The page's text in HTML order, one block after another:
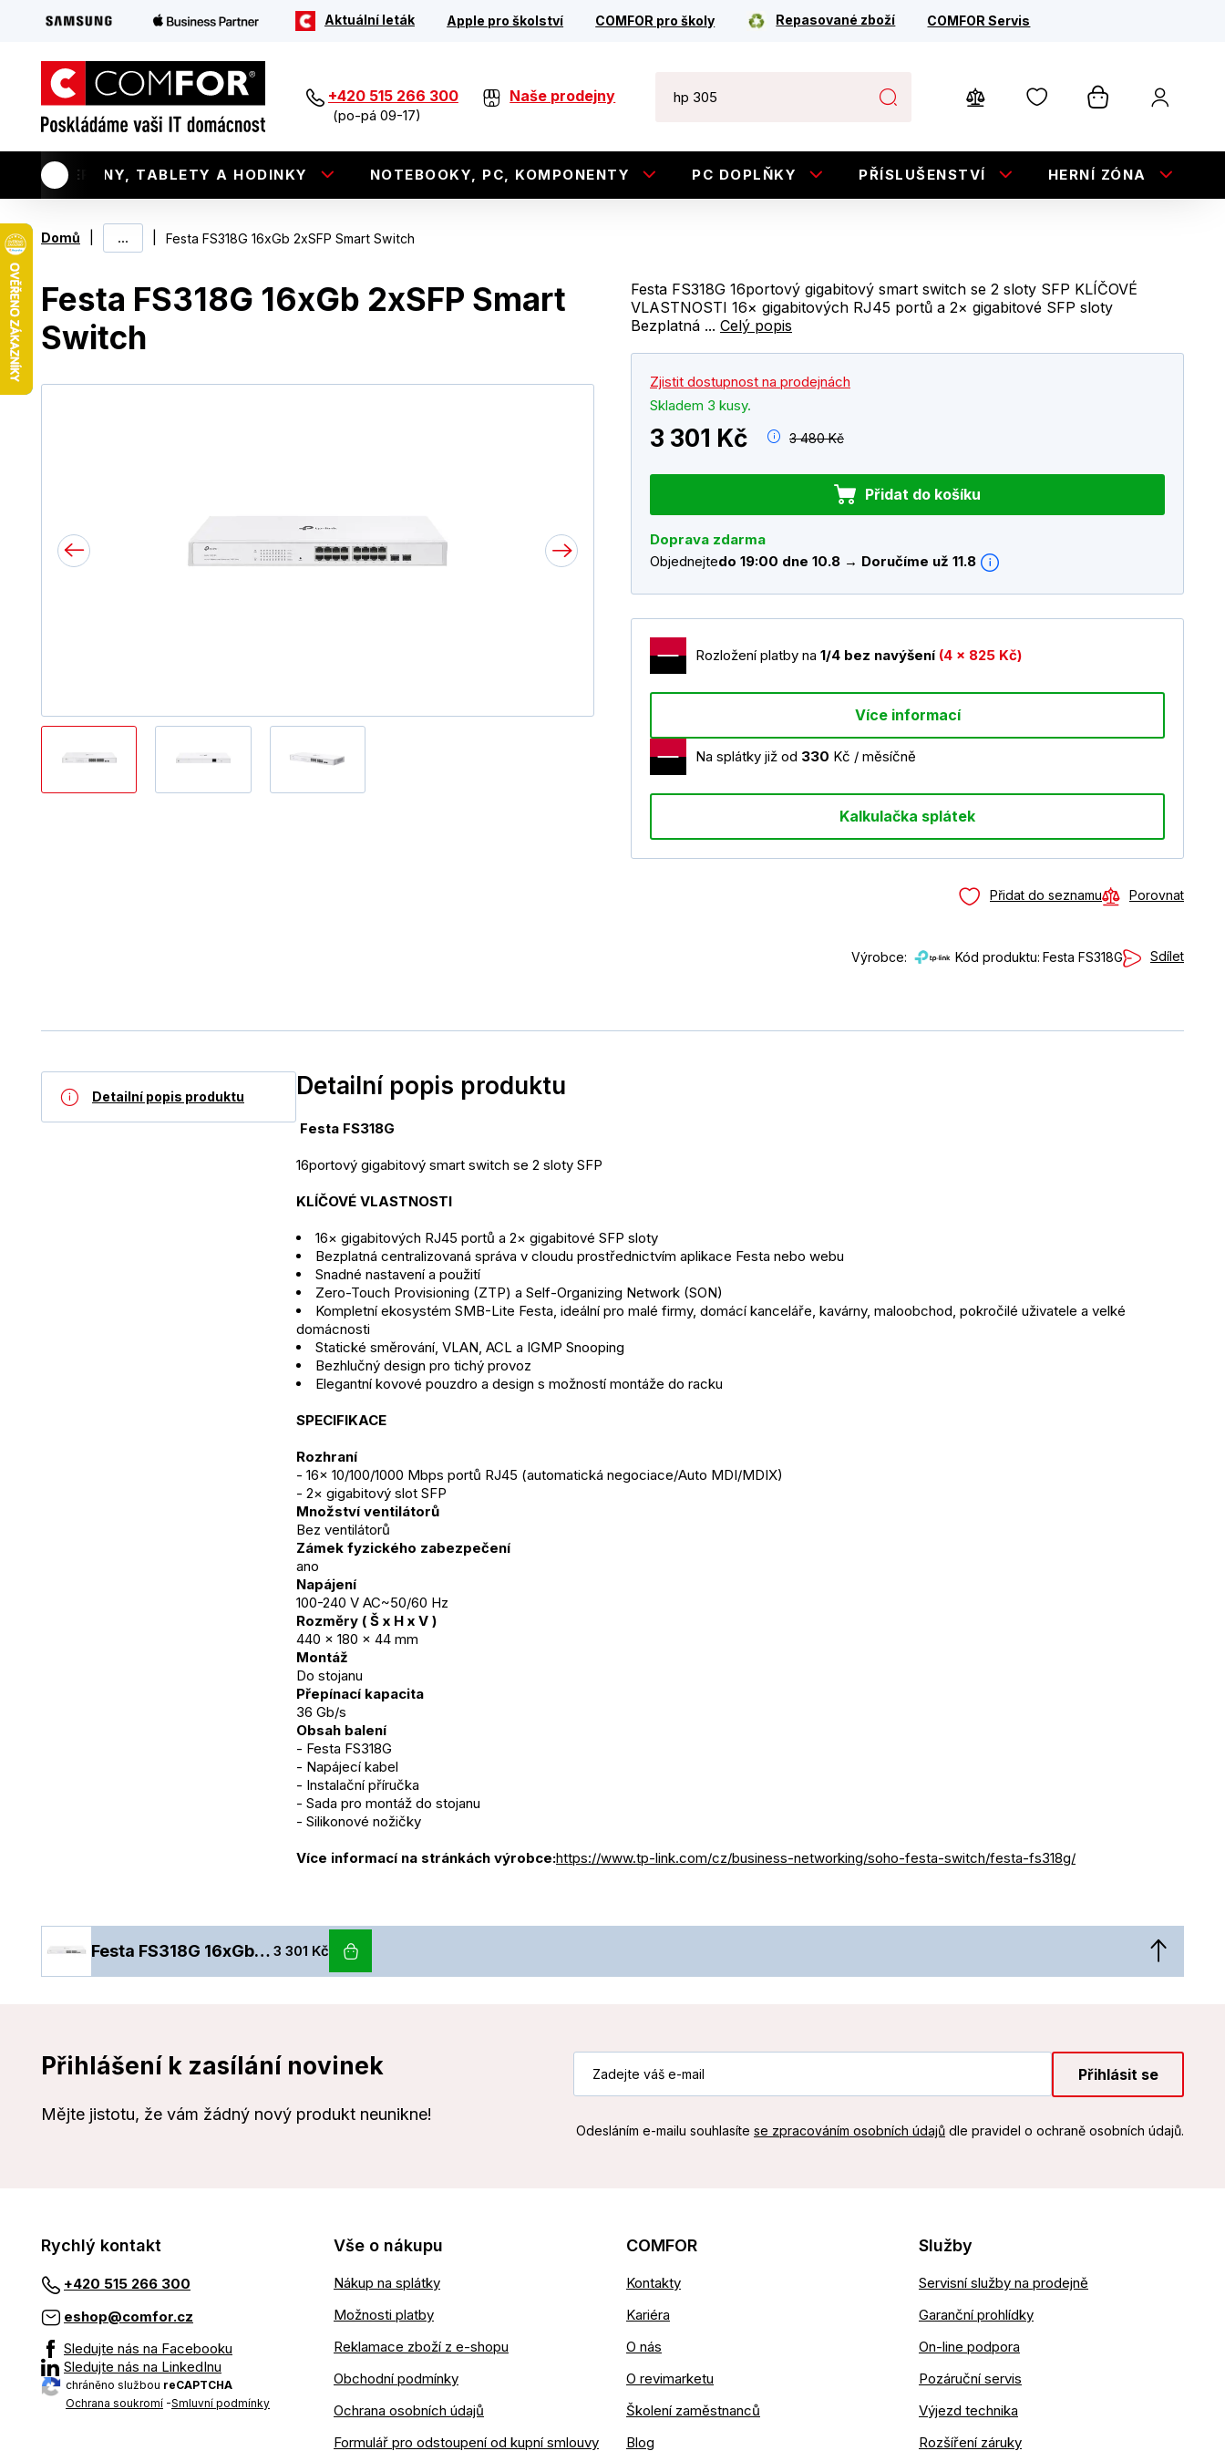
Aktuální leták Apple pro školství COMFOR pro školy Repasované zboží COMFOR Servis
+420 515 266 300
(po-pá 09-17)
Naše prodejny
TELEFONY, TABLETY A HODINKY NOTEBOOKY, PC, KOMPONENTY PC DOPLŇKY PŘÍSLUŠENSTVÍ HERNÍ ZÓNA
Domů ... Festa FS318G 16xGb 2xSFP Smart Switch
Festa FS318G 16xGb 2xSFP Smart
Switch
Festa FS318G 16portový gigabitový smart switch se 2 sloty SFP KLÍČOVÉ
VLASTNOSTI 16× gigabitových RJ45 portů a 2× gigabitové SFP sloty
Bezplatná ... Celý popis
Zjistit dostupnost na prodejnách
Skladem 3 kusy.
3 301 Kč 3 480 Kč
Přidat do košíku
Doprava zdarma
Objednejtedo 19:00 dne 10.8 → Doručíme už 11.8
Rozložení platby na 1/4 bez navýšení (4 x 825 Kč)
Více informací
Na splátky již od 330 Kč / měsíčně
Kalkulačka splátek
Přidat do seznamu Porovnat
Výrobce: Kód produktu: Festa FS318G Sdílet
Detailní popis produktu Detailní popis produktu
Festa FS318G
16portový gigabitový smart switch se 2 sloty SFP
KLÍČOVÉ VLASTNOSTI
16× gigabitových RJ45 portů a 2× gigabitové SFP sloty
Bezplatná centralizovaná správa v cloudu prostřednictvím aplikace Festa nebo webu
Snadné nastavení a použití
Zero-Touch Provisioning (ZTP) a Self-Organizing Network (SON)
Kompletní ekosystém SMB-Lite Festa, ideální pro malé firmy, domácí kanceláře, kavárny, maloobchod, pokročilé uživatele a velké
domácnosti
Statické směrování, VLAN, ACL a IGMP Snooping
Bezhlučný design pro tichý provoz
Elegantní kovové pouzdro a design s možností montáže do racku
SPECIFIKACE
Rozhraní
- 16× 10/100/1000 Mbps portů RJ45 (automatická negociace/Auto MDI/MDIX)
- 2× gigabitový slot SFP
Množství ventilátorů
Bez ventilátorů
Zámek fyzického zabezpečení
ano
Napájení
100-240 V AC~50/60 Hz
Rozměry ( Š x H x V )
440 × 180 × 44 mm
Montáž
Do stojanu
Přepínací kapacita
36 Gb/s
Obsah balení
- Festa FS318G
- Napájecí kabel
- Instalační příručka
- Sada pro montáž do stojanu
- Silikonové nožičky
Více informací na stránkách výrobce:https://www.tp-link.com/cz/business-networking/soho-festa-switch/festa-fs318g/
Festa FS318G 16xGb 2xSFP Smart Switch 3 301 Kč
Přihlášení k zasílání novinek
Mějte jistotu, že vám žádný nový produkt neunikne!
Přihlásit se
Odesláním e-mailu souhlasíte se zpracováním osobních údajůdle pravidel o ochraně osobních údajů.
Rychlý kontakt
+420 515 266 300
eshop@comfor.cz
Sledujte nás na Facebooku
Sledujte nás na LinkedInu
chráněno službou reCAPTCHA
Ochrana soukromí -Smluvní podmínky
Vše o nákupu
Nákup na splátky
Možnosti platby
Reklamace zboží z e-shopu
Obchodní podmínky
Ochrana osobních údajů
Formulář pro odstoupení od kupní smlouvy
COMFOR
Kontakty
Kariéra
O nás
O revimarketu
Školení zaměstnanců
Blog
Služby
Servisní služby na prodejně
Garanční prohlídky
On-line podpora
Pozáruční servis
Výjezd technika
Rozšíření záruky